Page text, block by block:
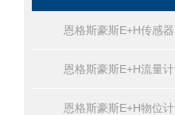
恩格斯豪斯E+H传感器
恩格斯豪斯E+H流量计
恩格斯豪斯E+H物位计